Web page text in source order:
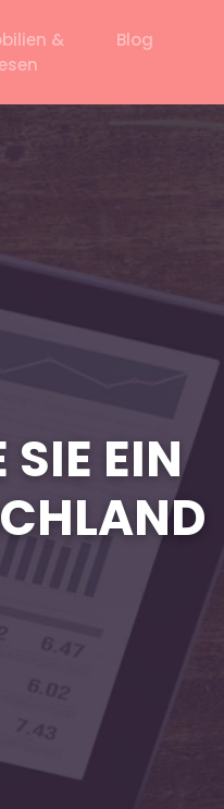
&
Blog
EIN